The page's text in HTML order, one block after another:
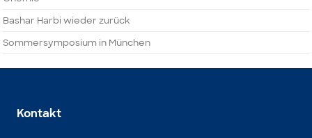
Bashar Harbi wieder zurück
Sommersymposium in München
Kontakt